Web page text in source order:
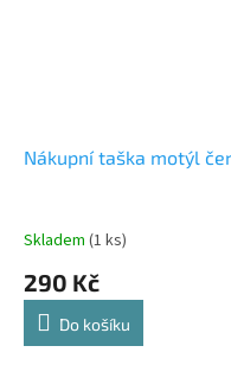
Nákupní taška motýl
Skladem (1 ks)
290 Kč
Do košíku